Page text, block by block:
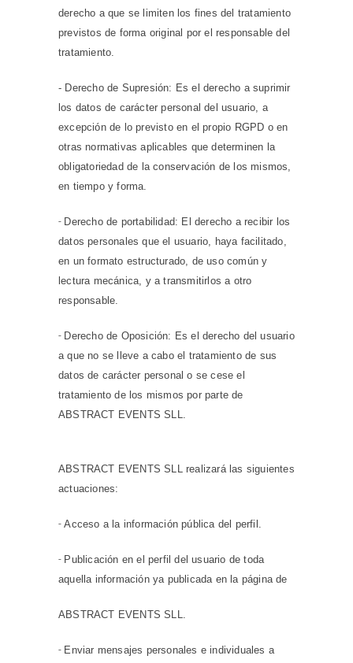
derecho a que se limiten los fines del tratamiento
previstos de forma original por el responsable del
tratamiento.
- Derecho de Supresión: Es el derecho a suprimir
los datos de carácter personal del usuario, a
excepción de lo previsto en el propio RGPD o en
otras normativas aplicables que determinen la
obligatoriedad de la conservación de los mismos,
en tiempo y forma.
- Derecho de portabilidad: El derecho a recibir los
datos personales que el usuario, haya facilitado,
en un formato estructurado, de uso común y
lectura mecánica, y a transmitirlos a otro
responsable.
- Derecho de Oposición: Es el derecho del usuario
a que no se lleve a cabo el tratamiento de sus
datos de carácter personal o se cese el
tratamiento de los mismos por parte de
ABSTRACT EVENTS SLL.
ABSTRACT EVENTS SLL realizará las siguientes
actuaciones:
-Acceso a la información pública del perfil.
- Publicación en el perfil del usuario de toda
aquella información ya publicada en la página de
ABSTRACT EVENTS SLL.
- Enviar mensajes personales e individuales a